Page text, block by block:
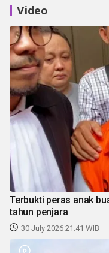
Video
Terbukti peras anak
tahun penjara
30 July 2026 21:41 WIB